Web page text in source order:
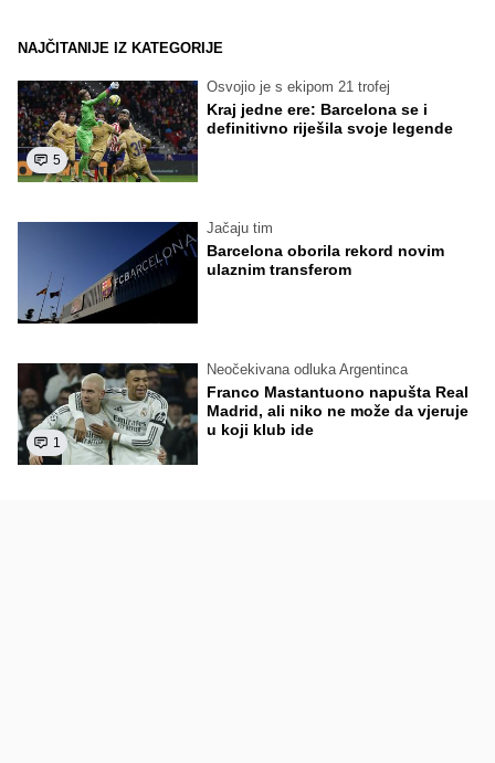
NAJČITANIJE IZ KATEGORIJE
5
Osvojio je s ekipom 21 trofej
Kraj jedne ere: Barcelona se i
definitivno riješila svoje legende
Jačaju tim
Barcelona oborila rekord novim
ulaznim transferom
1
Neočekivana odluka Argentinca
Franco Mastantuono napušta Real
Madrid, ali niko ne može da vjeruje
u koji klub ide